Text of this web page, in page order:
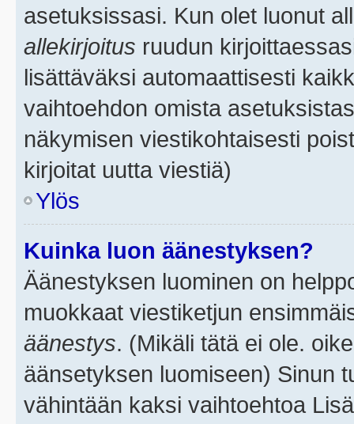
asetuksissasi. Kun olet luonut
allekirjoitus ruudun
lisättäväksi automaattisesti
vaihtoehdon omista
näkymisen viestikohtaisesti
kirjoitat uutta viestiä)
Ylös
Kuinka luon äänestyksen?
Äänestyksen luominen on
muokkaat viestiketjun
äänestys. (Mikäli tätä ei ole.
äänsetyksen luomiseen) Sinun
vähintään kaksi vaihtoehtoa